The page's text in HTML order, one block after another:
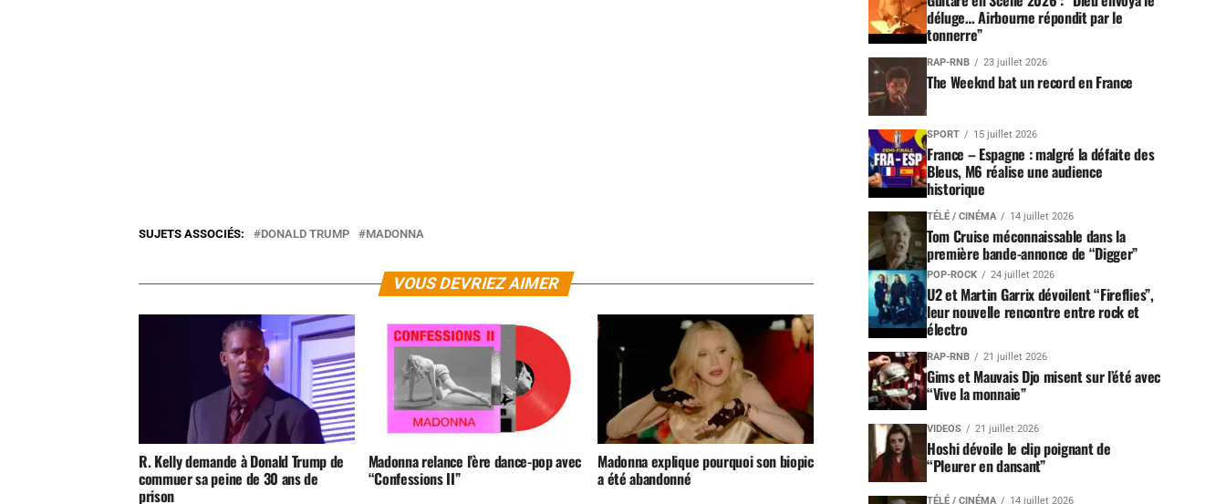
SUJETS ASSOCIÉS: DONALD TRUMP MADONNA
VOUS DEVRIEZ AIMER
R. Kelly demande à Donald Trump de
commuer sa peine de 30 ans de
prison
Madonna relance l’ère dance-pop avec
“Confessions II”
Madonna explique pourquoi son biopic
a été abandonné
déluge… Airbourne répondit par le
tonnerre”
RAP-RNB 23 juillet 2026
The Weeknd bat un record en France
SPORT 15 juillet 2026
France – Espagne : malgré la défaite des
Bleus, M6 réalise une audience
historique
TÉLÉ / CINÉMA 14 juillet 2026
Tom Cruise méconnaissable dans la
première bande-annonce de “Digger”
POP-ROCK 24 juillet 2026
U2 et Martin Garrix dévoilent “Fireflies”,
leur nouvelle rencontre entre rock et
électro
RAP-RNB 21 juillet 2026
Gims et Mauvais Djo misent sur l’été avec
“Vive la monnaie”
VIDEOS 21 juillet 2026
Hoshi dévoile le clip poignant de
“Pleurer en dansant”
TÉLÉ / CINÉMA 14 juillet 2026